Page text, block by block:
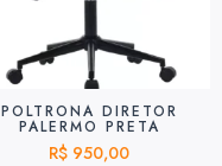
POLTRONA DIRETOR
PALERMO PRETA
R$ 950,00